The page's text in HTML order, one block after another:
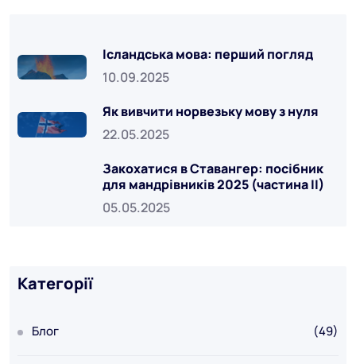
Ісландська мова: перший погляд
10.09.2025
Як вивчити норвезьку мову з нуля
22.05.2025
Закохатися в Ставангер: посібник
для мандрівників 2025 (частина ІІ)
05.05.2025
Категорії
Блог (49)